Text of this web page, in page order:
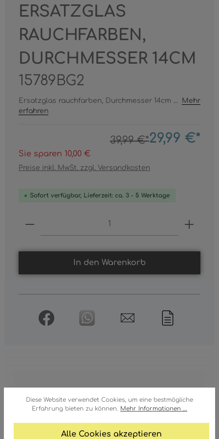
Diese Website verwendet Cookies, um eine bestmögliche
Erfahrung bieten zu können. Mehr Informationen ...
Alle Cookies akzeptieren
ERSATZGLAS
RAUCHFARBEN,
DURCHMESSER 14CM
15789BG2
Ersatzglas rauchfarben, Durchmesser 14cm ...
Mehr
erfahren
39,99 €*29,99 €*
Sie sparen 10,00 €
Preise inkl. MwSt. zzgl. Versandkosten
Sofort verfügbar, Lieferzeit: ca. 3 - 5 Werktage
Produkt Anzahl: Gib den
In den Warenkorb
ERSATZGLAS RAUCHFARBEN,
DURCHMESSER 14CM
Ersatzglas rauchfarben, Durchmesser 14cm